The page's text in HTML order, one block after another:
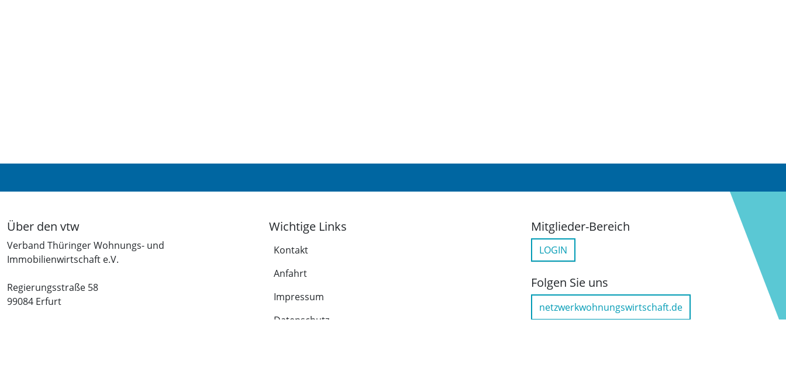
Über den vtw
Verband Thüringer Wohnungs- und
Immobilienwirtschaft e.V.
Regierungsstraße 58
99084 Erfurt
Mitglieder-Bereich
LOGIN
Folgen Sie uns
netzwerkwohnungswirtschaft.de
Wichtige Links
Kontakt
Anfahrt
Impressum
Datenschutz